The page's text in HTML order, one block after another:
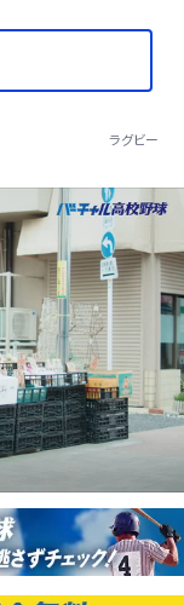
ラグビー